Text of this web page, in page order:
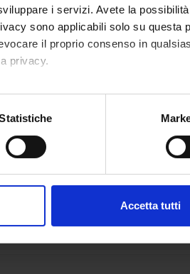
i servizi. Avete la
sono applicabili solo su questa
il proprio consenso in
privacy.
di qualche metro,
sui cookie.
Accetta tutti